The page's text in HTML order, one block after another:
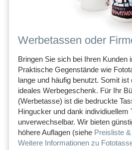
Werbetassen oder
Bringen Sie sich bei Ihren Kunden
Praktische Gegenstände wie
lange und häufig benutzt. Somit ist
ideales Werbegeschenk. Für Ihr
(Werbetasse) ist die bedruckte
Hingucker und dank individiuellem
unverwechselbar. Wir bieten
höhere Auflagen (siehe Preisliste
Weitere Informationen zu